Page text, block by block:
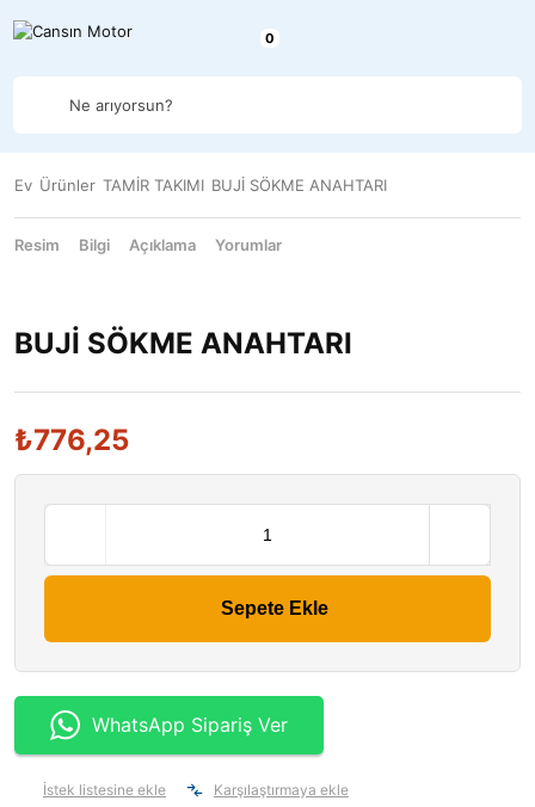
Ne arıyorsun?
Ev Ürünler TAMİR TAKIMI BUJİ SÖKME ANAHTARI
Resim Bilgi Açıklama Yorumlar
BUJİ SÖKME ANAHTARI
₺776,25
Sepete Ekle
WhatsApp Sipariş Ver
İstek listesine ekle Karşılaştırmaya ekle